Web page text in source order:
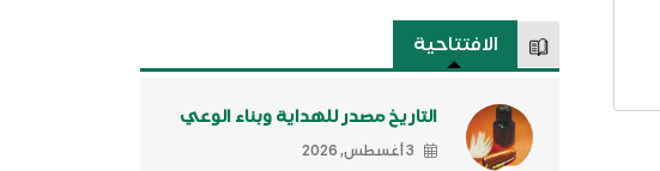
الافتتاحية
التاريخ مصدر للهداية وبناء الوعي
3 أغسطس, 2026